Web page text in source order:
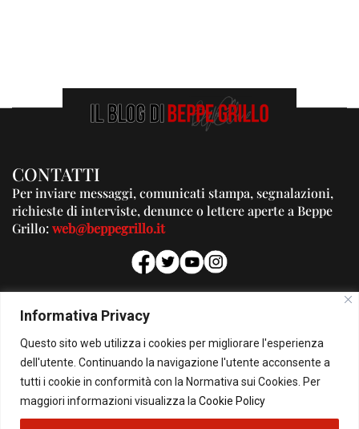
Informativa Privacy
Questo sito web utilizza i cookies per migliorare l'esperienza
dell'utente. Continuando la navigazione l'utente acconsente a
tutti i cookie in conformità con la Normativa sui Cookies. Per
maggiori informazioni visualizza la Cookie Policy
CONTATTI
Per inviare messaggi, comunicati stampa, segnalazioni,
richieste di interviste, denunce o lettere aperte a Beppe
Grillo:web@beppegrillo.it
PUBBLICITA'
Per la tua pubblicità su questo Blog:
pubblicita@beppegrillo.it